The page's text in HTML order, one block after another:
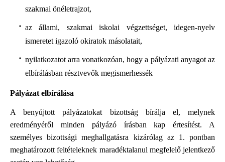
szakmai önéletrajzot,
az állami, szakmai iskolai végzettséget, idegen-nyelv
ismeretet igazoló okiratok másolatait,
nyilatkozatot arra vonatkozóan, hogy a pályázati anyagot az
elbírálásban résztvevők megismerhessék
Pályázat elbírálása
A benyújtott pályázatokat bizottság bírálja el, melynek
eredményéről minden pályázó írásban kap értesítést. A
személyes bizottsági meghallgatásra kizárólag az 1. pontban
meghatározott feltételeknek maradéktalanul megfelelő jelentkező